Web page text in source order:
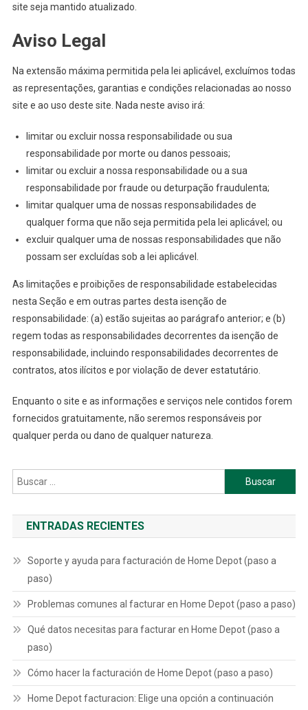
site seja mantido atualizado.
Aviso Legal
Na extensão máxima permitida pela lei aplicável, excluímos todas
as representações, garantias e condições relacionadas ao nosso
site e ao uso deste site. Nada neste aviso irá:
limitar ou excluir nossa responsabilidade ou sua
responsabilidade por morte ou danos pessoais;
limitar ou excluir a nossa responsabilidade ou a sua
responsabilidade por fraude ou deturpação fraudulenta;
limitar qualquer uma de nossas responsabilidades de
qualquer forma que não seja permitida pela lei aplicável; ou
excluir qualquer uma de nossas responsabilidades que não
possam ser excluídas sob a lei aplicável.
As limitações e proibições de responsabilidade estabelecidas
nesta Seção e em outras partes desta isenção de
responsabilidade: (a) estão sujeitas ao parágrafo anterior; e (b)
regem todas as responsabilidades decorrentes da isenção de
responsabilidade, incluindo responsabilidades decorrentes de
contratos, atos ilícitos e por violação de dever estatutário.
Enquanto o site e as informações e serviços nele contidos forem
fornecidos gratuitamente, não seremos responsáveis por
qualquer perda ou dano de qualquer natureza.
Buscar:
ENTRADAS RECIENTES
Soporte y ayuda para facturación de Home Depot (paso a
paso)
Problemas comunes al facturar en Home Depot (paso a paso)
Qué datos necesitas para facturar en Home Depot (paso a
paso)
Cómo hacer la facturación de Home Depot (paso a paso)
Home Depot facturacion: Elige una opción a continuación